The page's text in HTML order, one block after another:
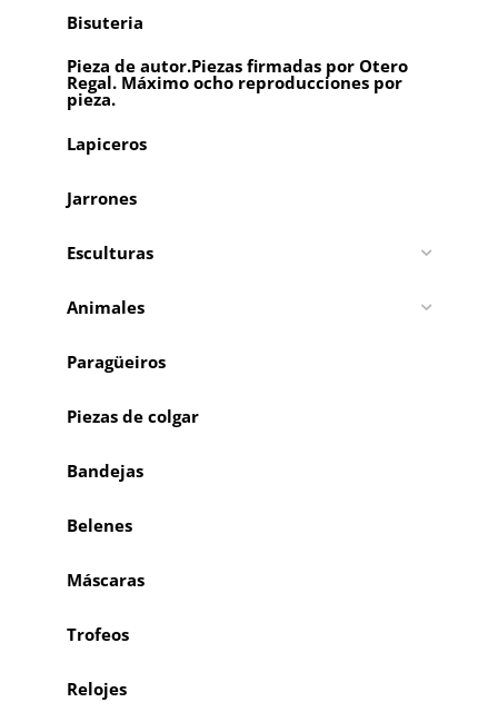
Bisuteria
Pieza de autor.Piezas firmadas por Otero
Regal. Máximo ocho reproducciones por
pieza.
Lapiceros
Jarrones
Esculturas
Animales
Paragüeiros
Piezas de colgar
Bandejas
Belenes
Máscaras
Trofeos
Relojes